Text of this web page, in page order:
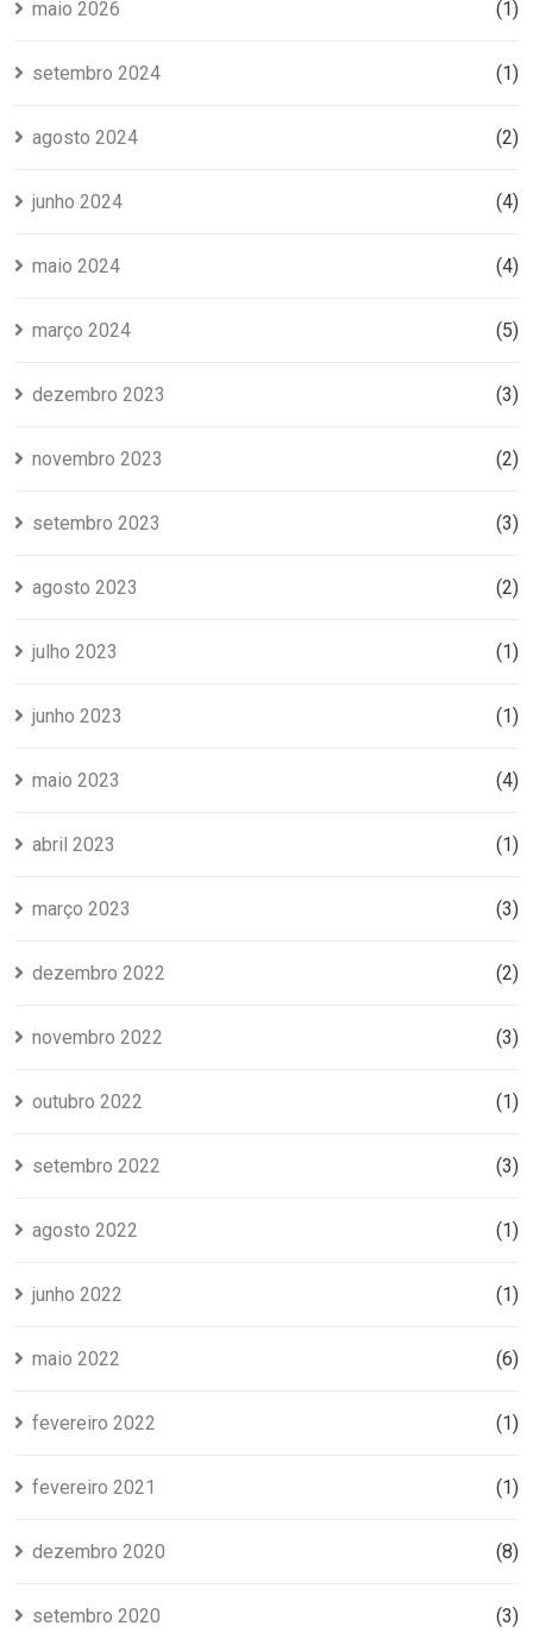
maio 2026 (1)
setembro 2024 (1)
agosto 2024 (2)
junho 2024 (4)
maio 2024 (4)
março 2024 (5)
dezembro 2023 (3)
novembro 2023 (2)
setembro 2023 (3)
agosto 2023 (2)
julho 2023 (1)
junho 2023 (1)
maio 2023 (4)
abril 2023 (1)
março 2023 (3)
dezembro 2022 (2)
novembro 2022 (3)
outubro 2022 (1)
setembro 2022 (3)
agosto 2022 (1)
junho 2022 (1)
maio 2022 (6)
fevereiro 2022 (1)
fevereiro 2021 (1)
dezembro 2020 (8)
setembro 2020 (3)